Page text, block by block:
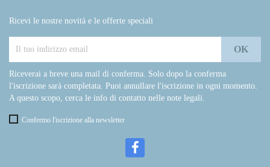
Ricevi le nostre novità e le offerte speciali
Riceverai a breve una mail di conferma. Solo dopo la conferma
l'iscrizione sarà completata. Puoi annullare l'iscrizione in ogni momento.
A questo scopo, cerca le info di contatto nelle note legali.
Confermo l'iscrizione alla newsletter